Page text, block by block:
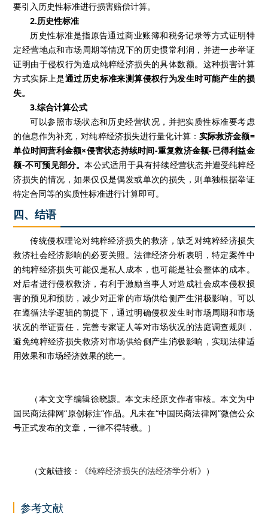
要引入历史性标准进行损害赔偿计算。
2.历史性标准
历史性标准是指原告通过商业账簿和税务记录等方式证明特
定经营地点和市场周期等情况下的历史惯常利润，并进一步举证
证明由于侵权行为造成纯粹经济损失的具体数额。这种损害计算
方式实际上是通过历史标准来测算侵权行为发生时可能产生的损
失。
3.综合计算公式
可以参照市场状态和历史经营状况，并把实质性标准要考虑
的信息作为补充，对纯粹经济损失进行量化计算： 实际救济金额=
单位时间营利金额×侵害状态持续时间-重复救济金额-已得利益金
额-不可预见部分。本公式适用于具有持续经营状态并遭受纯粹经
济损失的情况，如果仅仅是偶发或单次的损失，则单独根据举证
特定合同等的实质性标准进行计算即可。
四、结语
传统侵权理论对纯粹经济损失的救济，缺乏对纯粹经济损失
救济社会经济影响的必要关照。法律经济分析表明，特定案件中
的纯粹经济损失可能仅是私人成本，也可能是社会整体的成本。
对后者进行侵权救济，有利于激励当事人对造成社会成本侵权损
害的预见和预防，减少对正常的市场供给侧产生消极影响。可以
在遵循法学逻辑的前提下，通过明确侵权发生时市场周期和市场
状况的举证责任，完善专家证人等对市场状况的法庭调查规则，
避免纯粹经济损失救济对市场供给侧产生消极影响，实现法律适
用效果和市场经济效果的统一。
（本文文字编辑徐晓譞。本文未经原文作者审核。本文为中
国民商法律网“原创标注”作品。凡未在“中国民商法律网”微信公众
号正式发布的文章，一律不得转载。）
（文献链接： 《纯粹经济损失的法经济学分析》 ）
参考文献